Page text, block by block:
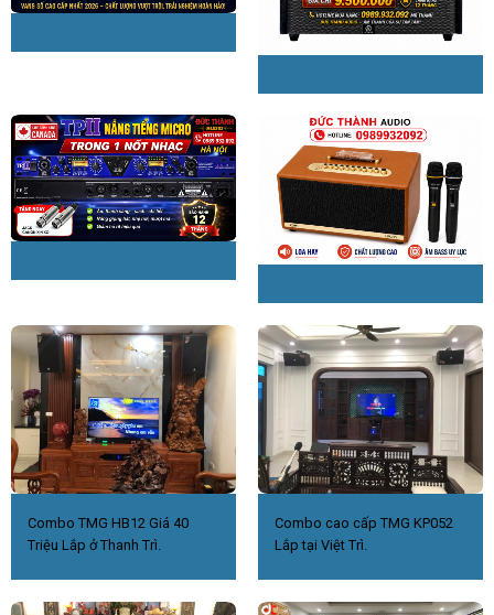
Combo TMG HB12 Giá 40
Triệu Lắp ở Thanh Trì.
Combo cao cấp TMG KP052
Lắp tại Việt Trì.